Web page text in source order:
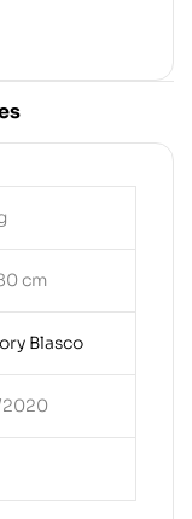
cm
Blasco
2020